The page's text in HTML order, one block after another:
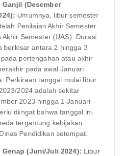
Ganjil (Desember
Umumnya, libur semester
Penilaian Akhir Semester
Akhir Semester (UAS). Durasi
berkisar antara 2 hingga 3
pertengahan atau akhir
pada awal Januari
Perkiraan tanggal mulai libur
2024 adalah sekitar
2023 hingga 1 Januari
diingat bahwa tanggal ini
tergantung kebijakan
Pendidikan setempat.
Genap (Juni/Juli 2024): Libur